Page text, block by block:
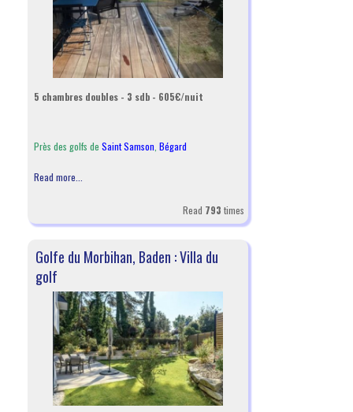
5 chambres doubles - 3 sdb - 605€/nuit
Près des golfs de Saint Samson Bégard
Read more...
Read 793 times
Golfe du Morbihan, Baden : Villa du
golf